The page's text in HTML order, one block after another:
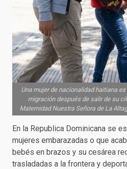
Una mujer de nacionalidad haitiana
migración después de salir de su
Maternidad Nuestra Señora de La
En la Republica Dominicana se
mujeres embarazadas o que
bebés en brazos y su cesárea
trasladadas a la frontera y